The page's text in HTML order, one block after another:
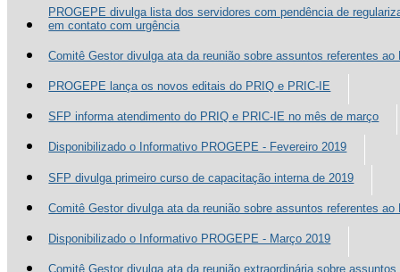
PROGEPE divulga lista dos servidores com pendência de
em contato com urgência
Comitê Gestor divulga ata da reunião sobre assuntos referentes ao
PROGEPE lança os novos editais do PRIQ e PRIC-IE
SFP informa atendimento do PRIQ e PRIC-IE no mês de março
Disponibilizado o Informativo PROGEPE - Fevereiro 2019
SFP divulga primeiro curso de capacitação interna de 2019
Comitê Gestor divulga ata da reunião sobre assuntos referentes ao
Disponibilizado o Informativo PROGEPE - Março 2019
Comitê Gestor divulga ata da reunião extraordinária sobre